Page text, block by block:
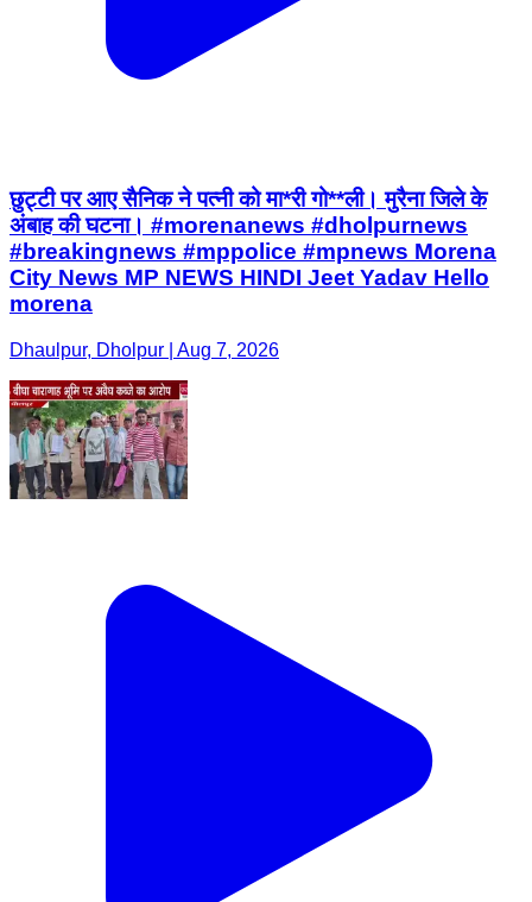
छुट्टी पर आए सैनिक ने पत्नी को मा*री गो**ली। मुरैना जिले के
अंबाह की घटना। #morenanews #dholpurnews
#breakingnews #mppolice #mpnews Morena
City News MP NEWS HINDI Jeet Yadav Hello
morena
Dhaulpur, Dholpur | Aug 7, 2026